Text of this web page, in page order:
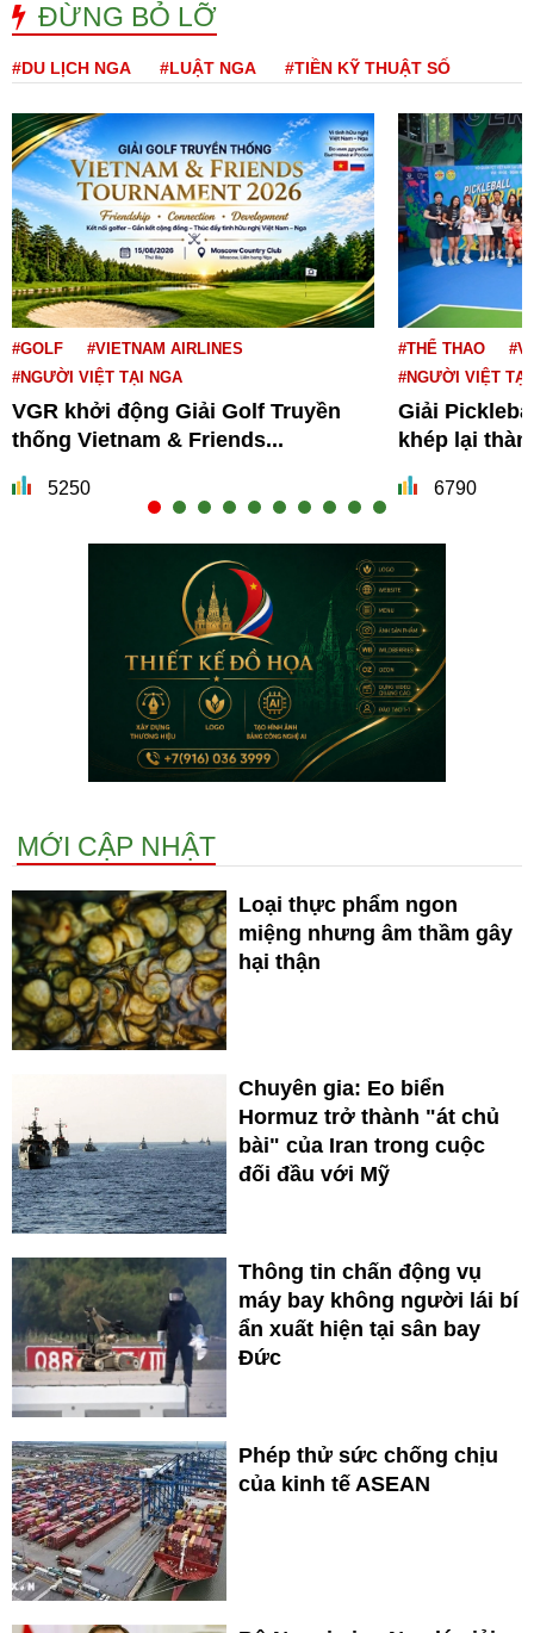
ĐỪNG BỎ LỠ
#DU LỊCH NGA #LUẬT NGA #TIỀN KỸ THUẬT SỐ
#GOLF
#VIETNAM AIRLINES
#NGƯỜI VIỆT TẠI NGA
VGR khởi động Giải Golf Truyền
thống Vietnam & Friends...
5250
#THỂ THAO
#NGƯỜI VIỆT TẠI
Giải
khép lại
6790
MỚI CẬP NHẬT
Loại thực phẩm ngon
miệng nhưng âm thầm gây
hại thận
Chuyên gia: Eo biển
Hormuz trở thành "át chủ
bài" của Iran trong cuộc
đối đầu với Mỹ
Thông tin chấn động vụ
máy bay không người lái bí
ẩn xuất hiện tại sân bay
Đức
Phép thử sức chống chịu
của kinh tế ASEAN